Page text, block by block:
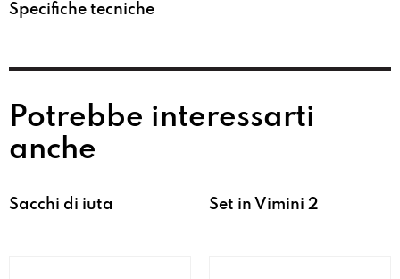
Specifiche tecniche
Potrebbe interessarti
anche
Sacchi di iuta Set in Vimini 2